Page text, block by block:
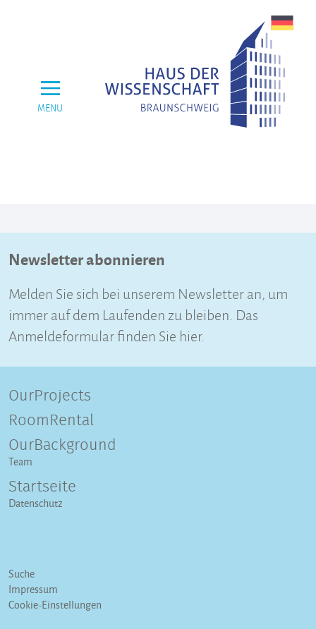
MENU
Newsletter abonnieren
Melden Sie sich bei unserem Newsletter an, um
immer auf dem Laufenden zu bleiben. Das
Anmeldeformular finden Sie hier.
OurProjects
RoomRental
OurBackground
Team
Startseite
Datenschutz
Suche
Impressum
Cookie-Einstellungen